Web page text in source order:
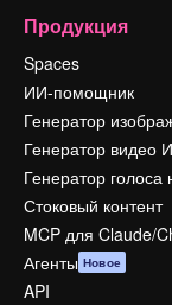
Продукция
Spaces
ИИ-помощник
Генератор
Генератор видео
Генератор
Стоковый контент
MCP для Claude/
Агенты Новое
API